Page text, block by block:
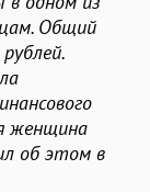
Общий
женщина
об этом в